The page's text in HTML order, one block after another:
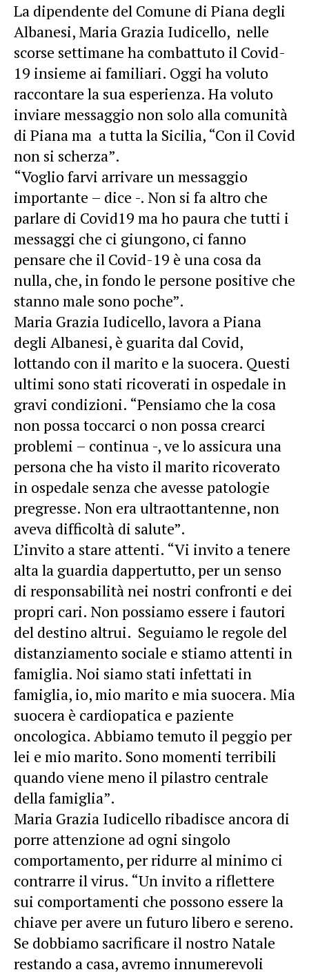
La dipendente del Comune di Piana degli
Albanesi, Maria Grazia Iudicello, nelle
scorse settimane ha combattuto il Covid-
19 insieme ai familiari. Oggi ha voluto
raccontare la sua esperienza. Ha voluto
inviare messaggio non solo alla comunità
di Piana ma a tutta la Sicilia, “Con il Covid
non si scherza”.
“Voglio farvi arrivare un messaggio
importante – dice -. Non si fa altro che
parlare di Covid19 ma ho paura che tutti i
messaggi che ci giungono, ci fanno
pensare che il Covid-19 è una cosa da
nulla, che, in fondo le persone positive che
stanno male sono poche”.
Maria Grazia Iudicello, lavora a Piana
degli Albanesi, è guarita dal Covid,
lottando con il marito e la suocera. Questi
ultimi sono stati ricoverati in ospedale in
gravi condizioni. “Pensiamo che la cosa
non possa toccarci o non possa crearci
problemi – continua -, ve lo assicura una
persona che ha visto il marito ricoverato
in ospedale senza che avesse patologie
pregresse. Non era ultraottantenne, non
aveva difficoltà di salute”.
L’invito a stare attenti. “Vi invito a tenere
alta la guardia dappertutto, per un senso
di responsabilità nei nostri confronti e dei
propri cari. Non possiamo essere i fautori
del destino altrui. Seguiamo le regole del
distanziamento sociale e stiamo attenti in
famiglia. Noi siamo stati infettati in
famiglia, io, mio marito e mia suocera. Mia
suocera è cardiopatica e paziente
oncologica. Abbiamo temuto il peggio per
lei e mio marito. Sono momenti terribili
quando viene meno il pilastro centrale
della famiglia”.
Maria Grazia Iudicello ribadisce ancora di
porre attenzione ad ogni singolo
comportamento, per ridurre al minimo ci
contrarre il virus. “Un invito a riflettere
sui comportamenti che possono essere la
chiave per avere un futuro libero e sereno.
Se dobbiamo sacrificare il nostro Natale
restando a casa, avremo innumerevoli